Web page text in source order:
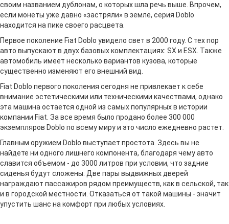
своим названием дублонам, о которых шла речь выше. Впрочем,
если монеты уже давно «застряли» в земле, серия Doblo
находится на пике своего расцвета.
Первое поколение Fiat Doblo увидело свет в 2000 году. С тех пор
авто выпускают в двух базовых комплектациях: SX и ESX. Также
автомобиль имеет несколько вариантов кузова, которые
существенно изменяют его внешний вид.
Fiat Doblo первого поколения сегодня не привлекает к себе
внимание эстетическими или техническими качествами, однако
эта машина остается одной из самых популярных в истории
компании Fiat. За все время было продано более 300 000
экземпляров Doblo по всему миру и это число ежедневно растет.
Главным оружием Doblo выступает простота. Здесь вы не
найдете ни одного лишнего компонента, благодаря чему авто
славится объемом - до 3000 литров при условии, что задние
сиденья будут сложены. Две пары выдвижных дверей
награждают пассажиров рядом преимуществ, как в сельской, так
и в городской местности. Отказаться от такой машины - значит
упустить шанс на комфорт при любых условиях.